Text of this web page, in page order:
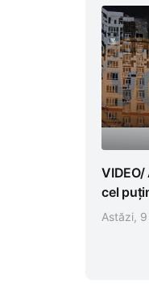
cel
Astăzi,